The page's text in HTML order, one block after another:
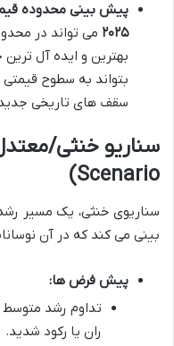
پیش بینی محدوده
۲۰۲۵
بهترین و ایده آل
سقف های تاریخی
Scenario)
بینی می کند که در آن
پیش فرض ها:
تداوم رشد متوسط
ران یا رکود شدید.